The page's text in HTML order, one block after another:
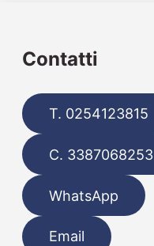
Contatti
T. 0254123815
C. 3387068253
WhatsApp
Email